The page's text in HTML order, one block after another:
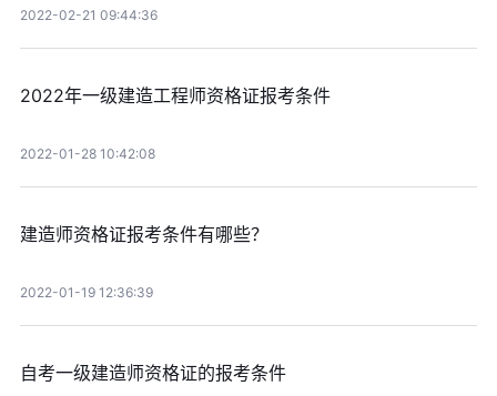
2022-02-21 09:44:36
2022年一级建造工程师资格证报考条件
2022-01-28 10:42:08
建造师资格证报考条件有哪些？
2022-01-19 12:36:39
自考一级建造师资格证的报考条件